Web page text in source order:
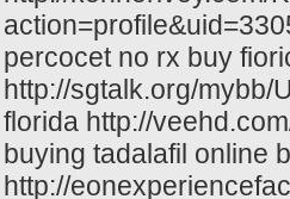
percocet no rx buy
http://sgtalk.org/mybb/
florida http://
buying tadalafil online
http://